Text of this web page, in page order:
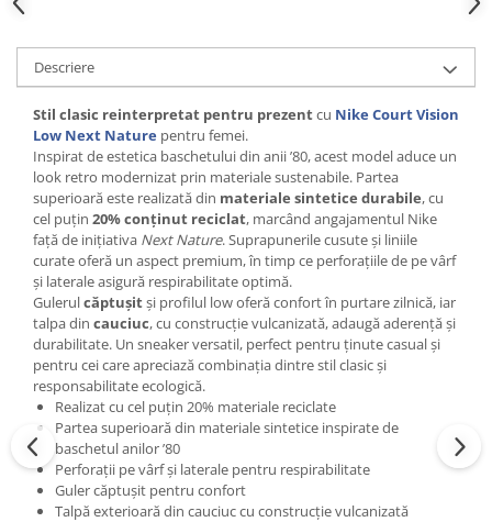
Descriere
Stil clasic reinterpretat pentru prezentcu Nike Court Vision
Low Next Nature pentru femei.
Inspirat de estetica baschetului din anii ’80, acest model aduce un
look retro modernizat prin materiale sustenabile. Partea
superioară este realizată din materiale sintetice durabile, cu
cel puțin 20% conținut reciclat, marcând angajamentul Nike
față de inițiativa Next Nature. Suprapunerile cusute și liniile
curate oferă un aspect premium, în timp ce perforațiile de pe vârf
și laterale asigură respirabilitate optimă.
Gulerulcăptușitși profilul low oferă confort în purtare zilnică, iar
talpa din cauciuc, cu construcție vulcanizată, adaugă aderență și
durabilitate. Un sneaker versatil, perfect pentru ținute casual și
pentru cei care apreciază combinația dintre stil clasic și
responsabilitate ecologică.
Realizat cu cel puțin 20% materiale reciclate
Partea superioară din materiale sintetice inspirate de
baschetul anilor ’80
Perforații pe vârf și laterale pentru respirabilitate
Guler căptușit pentru confort
Talpă exterioară din cauciuc cu construcție vulcanizată